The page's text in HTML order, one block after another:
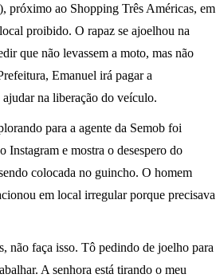
próximo ao Shopping Três Américas, em
proibido. O rapaz se ajoelhou na
que não levassem a moto, mas não
Emanuel irá pagar a
na liberação do veículo.
para a agente da Semob foi
Instagram e mostra o desespero do
colocada no guincho. O homem
em local irregular porque precisava
não faça isso. Tô pedindo de joelho para
A senhora está tirando o meu